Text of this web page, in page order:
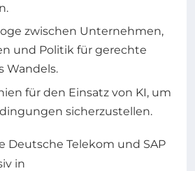
zwischen Unternehmen,
und Politik für gerechte
Wandels.
für den Einsatz von KI, um
sicherzustellen.
Deutsche Telekom und SAP
in